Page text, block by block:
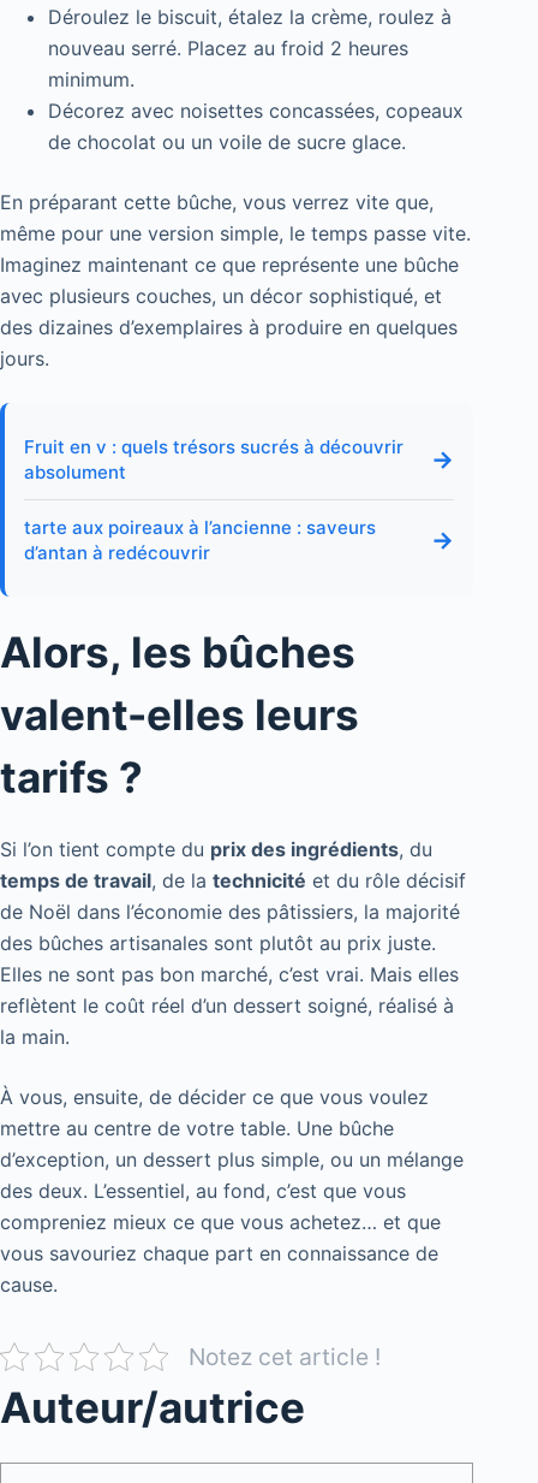
Déroulez le biscuit, étalez la crème, roulez à
nouveau serré. Placez au froid 2 heures
minimum.
Décorez avec noisettes concassées, copeaux
de chocolat ou un voile de sucre glace.
En préparant cette bûche, vous verrez vite que,
même pour une version simple, le temps passe vite.
Imaginez maintenant ce que représente une bûche
avec plusieurs couches, un décor sophistiqué, et
des dizaines d’exemplaires à produire en quelques
jours.
Fruit en v : quels trésors sucrés à découvrir
absolument
→
tarte aux poireaux à l’ancienne : saveurs
d’antan à redécouvrir
→
Alors, les bûches
valent-elles leurs
tarifs ?
Si l’on tient compte du prix des ingrédients, du
temps de travail, de la technicité et du rôle décisif
de Noël dans l’économie des pâtissiers, la majorité
des bûches artisanales sont plutôt au prix juste.
Elles ne sont pas bon marché, c’est vrai. Mais elles
reflètent le coût réel d’un dessert soigné, réalisé à
la main.
À vous, ensuite, de décider ce que vous voulez
mettre au centre de votre table. Une bûche
d’exception, un dessert plus simple, ou un mélange
des deux. L’essentiel, au fond, c’est que vous
compreniez mieux ce que vous achetez… et que
vous savouriez chaque part en connaissance de
cause.
Notez cet article !
Auteur/autrice